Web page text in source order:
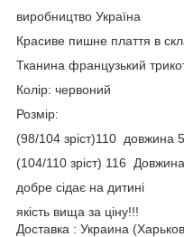
виробництво Україна
Красиве пишне плаття в
Тканина французький
Колір: червоний
Розмір:
(98/104 зріст)110 довжина
(104/110 зріст) 116
добре сідає на дитині
якість вища за ціну!!!
Доставка : Украина